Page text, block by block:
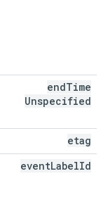
endTime
Unspecified
etag
eventLabelId